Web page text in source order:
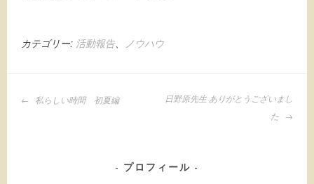
カテゴリー: 活動報告、 ノウハウ
投私らしい時間 初夏編
日野原先生 ありがとうございまし
た
プロフィール